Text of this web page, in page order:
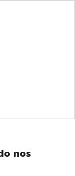
nos